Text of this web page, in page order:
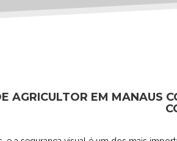
AGRICULTOR EM MANAUS